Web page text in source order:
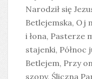
Narodził się
Betlejemska, Oj
i łona, Pasterze
stajenki, Północ
Betlejem, Przy
szopy, Śliczna